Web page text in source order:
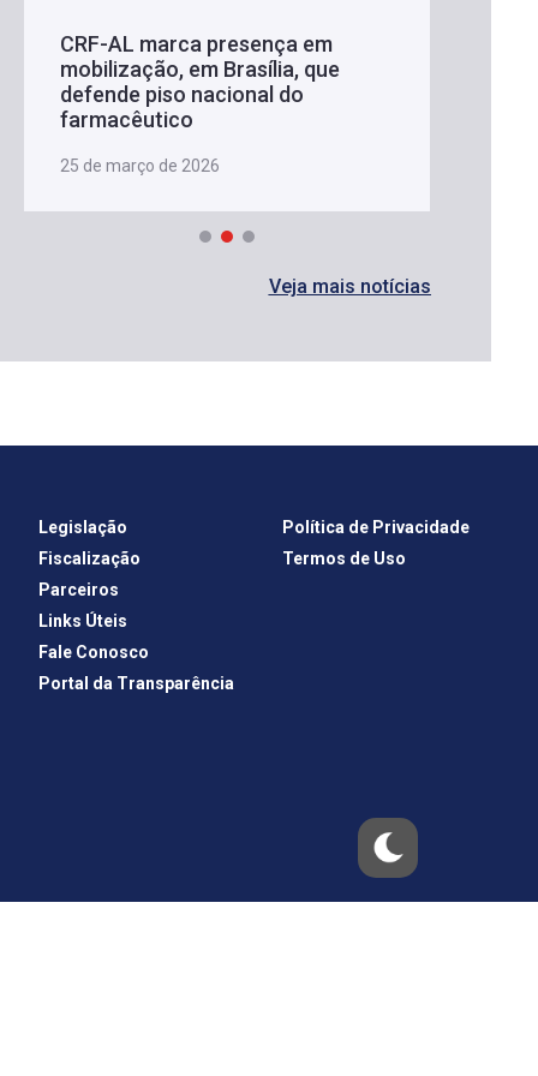
CRF-AL marca presença em
mobilização, em Brasília, que
defende piso nacional do
farmacêutico
25 de março de 2026
Veja mais notícias
Legislação
Fiscalização
Parceiros
Links Úteis
Fale Conosco
Portal da Transparência
Política de Privacidade
Termos de Uso